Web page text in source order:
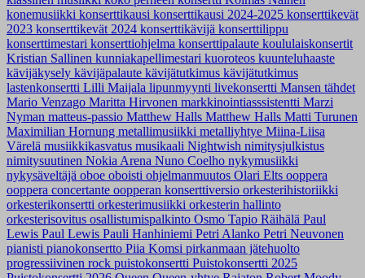
konemusiikki konserttikausi konserttikausi 2024-2025 konserttikevät
2023 konserttikevät 2024 konserttikävijä konserttilippu
konserttimestari konserttiohjelma konserttipalaute koululaiskonsertit
Kristian Sallinen kunniakapellimestari kuoroteos kuunteluhaaste
kävijäkysely kävijäpalaute kävijätutkimus kävijätutkimus
lastenkonsertti Lilli Maijala lipunmyynti livekonsertti Mansen tähdet
Mario Venzago Maritta Hirvonen markkinointiasssistentti Marzi
Nyman matteus-passio Matthew Halls Matthew Halls Matti Turunen
Maximilian Hornung metallimusiikki metalliyhtye Miina-Liisa
Värelä musiikkikasvatus musikaali Nightwish nimitysjulkistus
nimitysuutinen Nokia Arena Nuno Coelho nykymusiikki
nykysäveltäjä oboe oboisti ohjelmanmuutos Olari Elts ooppera
ooppera concertante oopperan konserttiversio orkesterihistoriikki
orkesterikonsertti orkesterimusiikki orkesterin hallinto
orkesterisovitus osallistumispalkinto Osmo Tapio Räihälä Paul
Lewis Paul Lewis Pauli Hanhiniemi Petri Alanko Petri Neuvonen
pianisti pianokonsertto Piia Komsi pirkanmaan jätehuolto
progressiivinen rock puistokonsertti Puistokonsertti 2025